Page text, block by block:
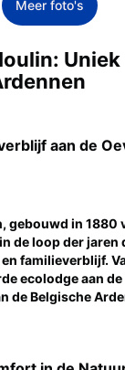
Meer foto's
aan de
gebouwd in 1880
de loop der jaren
familieverblijf.
ecolodge aan
de Belgische